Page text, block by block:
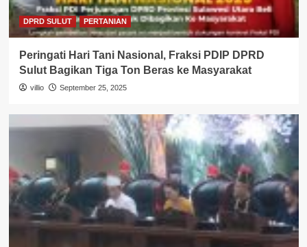
DPRD SULUT PERTANIAN
Peringati Hari Tani Nasional, Fraksi PDIP DPRD
Sulut Bagikan Tiga Ton Beras ke Masyarakat
villio September 25, 2025